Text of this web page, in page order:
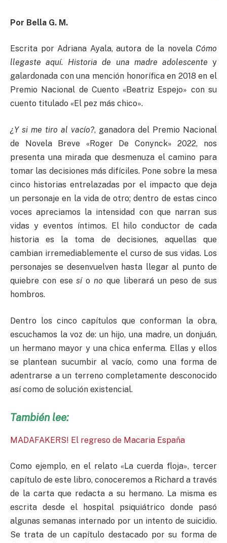
Por Bella G. M.
Escrita por Adriana Ayala, autora de la novela Cómo
llegaste aquí. Historia de una madre adolescente y
galardonada con una mención honorífica en 2018 en el
Premio Nacional de Cuento «Beatriz Espejo» con su
cuento titulado «El pez más chico».
¿Y si me tiro al vacío?, ganadora del Premio Nacional
de Novela Breve «Roger De Conynck» 2022, nos
presenta una mirada que desmenuza el camino para
tomar las decisiones más difíciles. Pone sobre la mesa
cinco historias entrelazadas por el impacto que deja
un personaje en la vida de otro; dentro de estas cinco
voces apreciamos la intensidad con que narran sus
vidas y eventos íntimos. El hilo conductor de cada
historia es la toma de decisiones, aquellas que
cambian irremediablemente el curso de sus vidas. Los
personajes se desenvuelven hasta llegar al punto de
quiebre con esesío no que liberará un peso de sus
hombros.
Dentro los cinco capítulos que conforman la obra,
escuchamos la voz de: un hijo, una madre, un donjuán,
un hermano mayor y una chica enferma. Ellas y ellos
se plantean sucumbir al vacío, como una forma de
adentrarse a un terreno completamente desconocido
así como de solución existencial.
También lee:
MADAFAKERS! El regreso de Macaria España
Como ejemplo, en el relato «La cuerda floja», tercer
capítulo de este libro, conoceremos a Richard a través
de la carta que redacta a su hermano. La misma es
escrita desde el hospital psiquiátrico donde pasó
algunas semanas internado por un intento de suicidio.
Se trata de un capítulo destacado por su forma de